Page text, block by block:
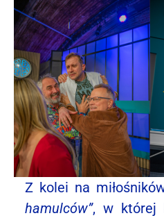
Z kolei na
hamulców”, w której